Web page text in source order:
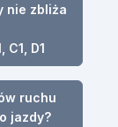
nie zbliża
C1, D1
ruchu
jazdy?